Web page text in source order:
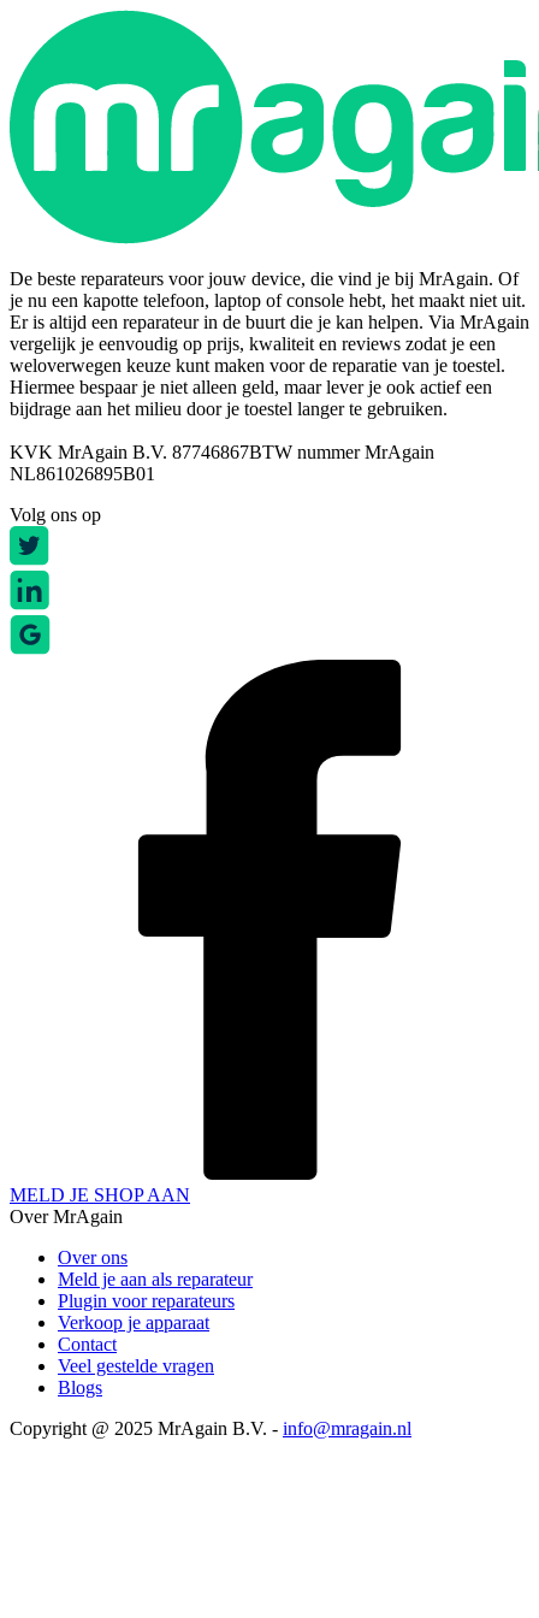
De beste reparateurs voor jouw device, die vind je bij MrAgain. Of
je nu een kapotte telefoon, laptop of console hebt, het maakt niet uit.
Er is altijd een reparateur in de buurt die je kan helpen. Via MrAgain
vergelijk je eenvoudig op prijs, kwaliteit en reviews zodat je een
weloverwegen keuze kunt maken voor de reparatie van je toestel.
Hiermee bespaar je niet alleen geld, maar lever je ook actief een
bijdrage aan het milieu door je toestel langer te gebruiken.
KVK MrAgain B.V. 87746867BTW nummer MrAgain
NL861026895B01
Volg ons op
MELD JE SHOP AAN
Over MrAgain
Over ons
Meld je aan als reparateur
Plugin voor reparateurs
Verkoop je apparaat
Contact
Veel gestelde vragen
Blogs
Copyright @ 2025 MrAgain B.V. - info@mragain.nl